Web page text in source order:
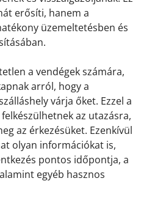
erősíti, hanem a
üzemeltetésben és
a vendégek számára,
arról, hogy a
várja őket. Ezzel a
az utazásra,
az érkezésüket. Ezenkívül
olyan információkat is,
pontos időpontja, a
egyéb hasznos